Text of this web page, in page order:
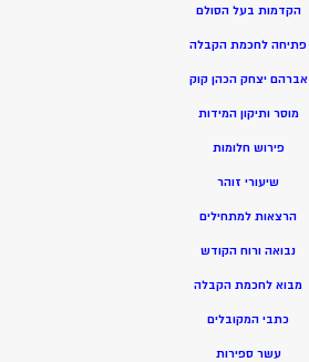
הקדמות בעל הסולם
פתיחה לחכמת הקבלה
אברהם יצחק הכהן קוק
מוסר ותיקון המידות
פירוש חלומות
שיעורי זוהר
הרצאות למתחילים
נבואה ורוח הקודש
מבוא לחכמת הקבלה
כתבי המקובלים
עשר ספירות